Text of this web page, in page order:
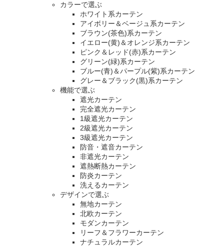
カラーで選ぶ
ホワイト系カーテン
アイボリー＆ベージュ系カーテン
ブラウン(茶色)系カーテン
イエロー(黄)＆オレンジ系カーテン
ピンク＆レッド(赤)系カーテン
グリーン(緑)系カーテン
ブルー(青)＆パープル(紫)系カーテン
グレー＆ブラック(黒)系カーテン
機能で選ぶ
遮光カーテン
完全遮光カーテン
1級遮光カーテン
2級遮光カーテン
3級遮光カーテン
防音・遮音カーテン
非遮光カーテン
遮熱断熱カーテン
防炎カーテン
洗えるカーテン
デザインで選ぶ
無地カーテン
北欧カーテン
モダンカーテン
リーフ＆フラワーカーテン
ナチュラルカーテン